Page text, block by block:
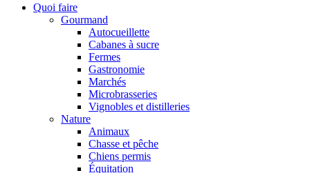
Quoi faire
Gourmand
Autocueillette
Cabanes à sucre
Fermes
Gastronomie
Marchés
Microbrasseries
Vignobles et distilleries
Nature
Animaux
Chasse et pêche
Chiens permis
Équitation